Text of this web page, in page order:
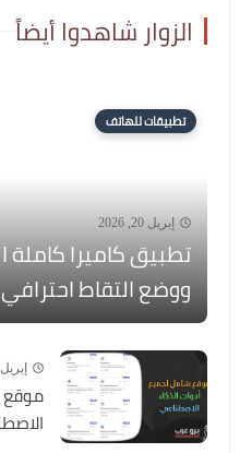
الزوار شاهدوا أيضاً
تطبيقات للهاتف
إبريل 20, 2026
تطبيق كاميرا كاملة
ووضع التقاط احترافي
إبريل 20, 2026
موقع